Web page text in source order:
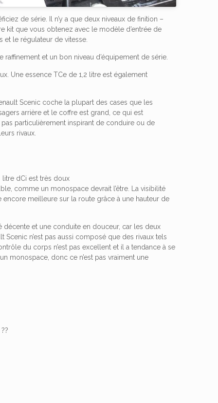
de série. Il n’y a que deux niveaux de finition –
kit que vous obtenez avec le modèle d’entrée de
le régulateur de vitesse.
et un bon niveau d’équipement de série.
Une essence TCe de 1,2 litre est également
Scenic coche la plupart des cases que les
arrière et le coffre est grand, ce qui est
particulièrement inspirant de conduire ou de
rivaux.
litre dCi est très doux
comme un monospace devrait l’être. La visibilité
meilleure sur la route grâce à une hauteur de
décente et une conduite en douceur, car les deux
n’est pas aussi composé que des rivaux tels
du corps n’est pas excellent et il a tendance à se
monospace, donc ce n’est pas vraiment une